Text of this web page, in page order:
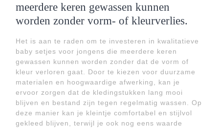
meerdere keren gewassen kunnen
worden zonder vorm- of kleurverlies.
Het is aan te raden om te investeren in kwalitatieve
baby setjes voor jongens die meerdere keren
gewassen kunnen worden zonder dat de vorm of
kleur verloren gaat. Door te kiezen voor duurzame
materialen en hoogwaardige afwerking, kan je
ervoor zorgen dat de kledingstukken lang mooi
blijven en bestand zijn tegen regelmatig wassen. Op
deze manier kan je kleintje comfortabel en stijlvol
gekleed blijven, terwijl je ook nog eens waarde